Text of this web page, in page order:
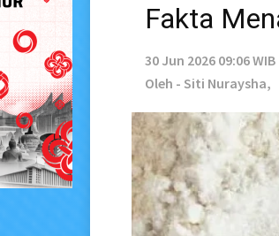
Fakta
30 Jun 2026 09:06 WIB
Oleh - Siti Nuraysha,